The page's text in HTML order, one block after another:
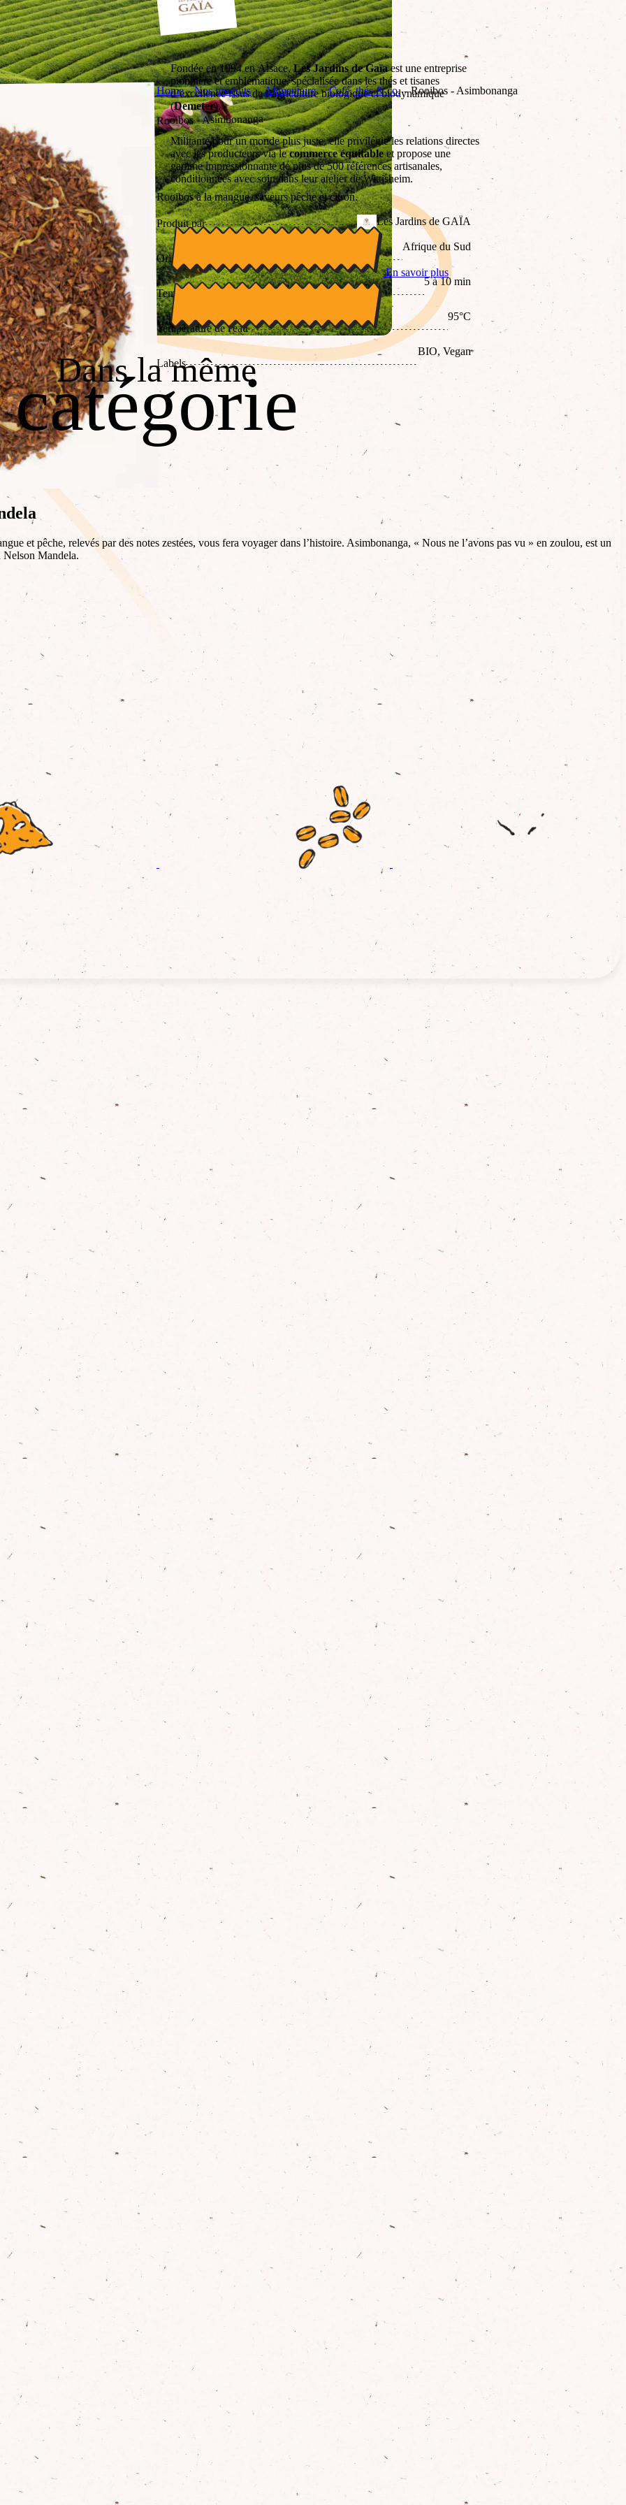
Home Nos produits Alimentaire Café, thés & co. Rooibos - Asimbonanga
Rooibos - Asimbonanga
Rooibos à la mangue, saveurs pêche et citron.
Produit par Les Jardins de GAÏA
Origine
Afrique du Sud
Temps d'infusion
5 à 10 min
Température de l'eau
95°C
Labels
BIO, Vegan
et pêche, relevés par des notes zestées, vous fera voyager dans l’histoire. Asimbonanga, « Nous ne l’avons pas vu » en zoulou, est un
Nelson Mandela.
Fondée en 1994 en Alsace,Les Jardins de Gaïaest une entreprise
pionnière et emblématique, spécialisée dans les thés et tisanes
d’excellence issus de l’agriculture biologique et biodynamique
(Demeter).
Militante pour un monde plus juste, elle privilégie les relations directes
avec les producteurs via lecommerce équitableet propose une
gamme impressionnante de plus de 500 références artisanales,
conditionnées avec soin dans leur atelier de Wittisheim.
En savoir plus
Dans la même
catégorie